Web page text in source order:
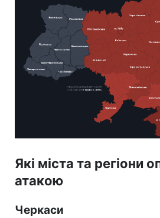
Які міста та регіони
атакою
Черкаси